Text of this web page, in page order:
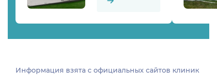
Информация взята c официальных сайтов клиник